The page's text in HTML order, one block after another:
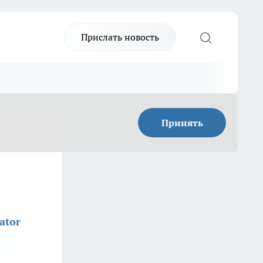
Прислать новость
Принять